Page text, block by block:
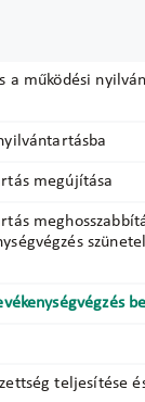
a működési
megújítása
teljesítése